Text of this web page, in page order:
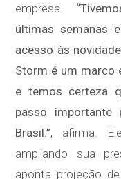
empresa.
últimas semanas
acesso às
Storm é um marco
e temos certeza
passo
Brasil.”, afirma.
ampliando sua
aponta projeção